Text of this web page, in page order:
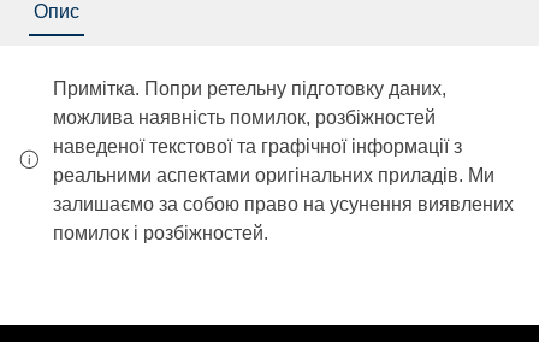
Опис
Примітка. Попри ретельну підготовку даних,
можлива наявність помилок, розбіжностей
наведеної текстової та графічної інформації з
реальними аспектами оригінальних приладів. Ми
залишаємо за собою право на усунення виявлених
помилок і розбіжностей.